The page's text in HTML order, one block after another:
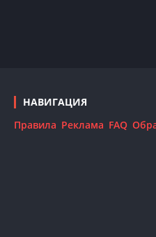
НАВИГАЦИЯ
Правила Реклама FAQ